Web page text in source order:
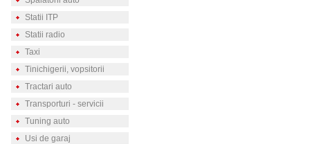
Statii ITP
Statii radio
Taxi
Tinichigerii, vopsitorii
Tractari auto
Transporturi - servicii
Tuning auto
Usi de garaj